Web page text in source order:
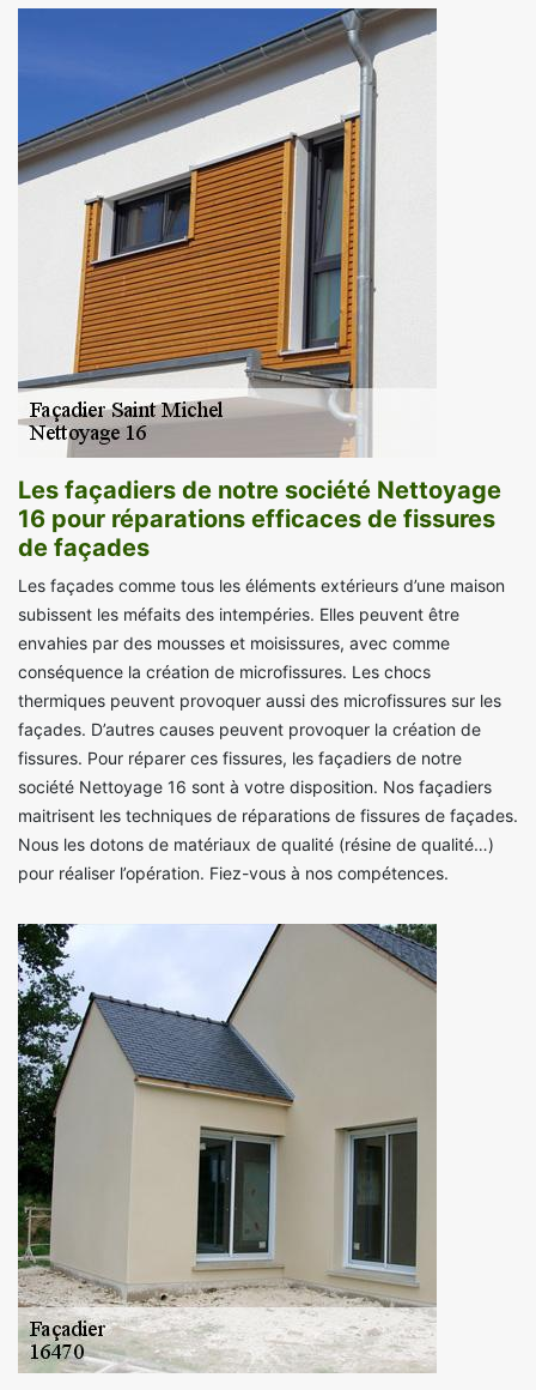
Les façadiers de notre société Nettoyage
16 pour réparations efficaces de fissures
de façades
Les façades comme tous les éléments extérieurs d’une maison
subissent les méfaits des intempéries. Elles peuvent être
envahies par des mousses et moisissures, avec comme
conséquence la création de microfissures. Les chocs
thermiques peuvent provoquer aussi des microfissures sur les
façades. D’autres causes peuvent provoquer la création de
fissures. Pour réparer ces fissures, les façadiers de notre
société Nettoyage 16 sont à votre disposition. Nos façadiers
maitrisent les techniques de réparations de fissures de façades.
Nous les dotons de matériaux de qualité (résine de qualité…)
pour réaliser l’opération. Fiez-vous à nos compétences.